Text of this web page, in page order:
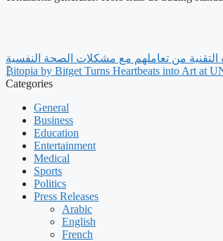
₿itopia by Bitget Turns Heartbeats into Art at
Categories
General
Business
Education
Entertainment
Medical
Sports
Politics
Press Releases
Arabic
English
French